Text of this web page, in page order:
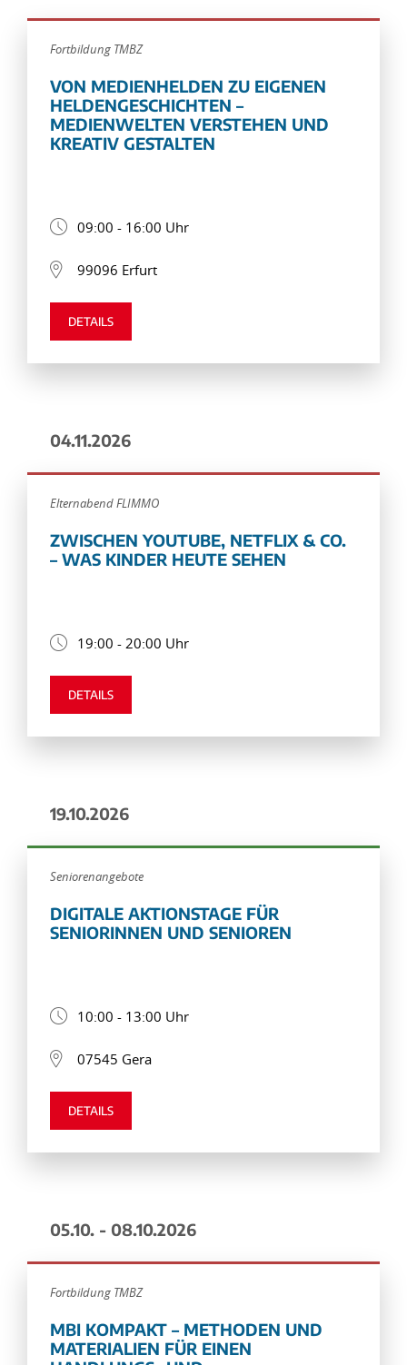
Fortbildung TMBZ
VON MEDIENHELDEN ZU EIGENEN
HELDENGESCHICHTEN –
MEDIENWELTEN VERSTEHEN UND
KREATIV GESTALTEN
09:00 - 16:00 Uhr
99096 Erfurt
DETAILS
04.11.2026
Elternabend FLIMMO
ZWISCHEN YOUTUBE, NETFLIX & CO.
– WAS KINDER HEUTE SEHEN
19:00 - 20:00 Uhr
DETAILS
19.10.2026
Seniorenangebote
DIGITALE AKTIONSTAGE FÜR
SENIORINNEN UND SENIOREN
10:00 - 13:00 Uhr
07545 Gera
DETAILS
05.10. - 08.10.2026
Fortbildung TMBZ
MBI KOMPAKT – METHODEN UND
MATERIALIEN FÜR EINEN